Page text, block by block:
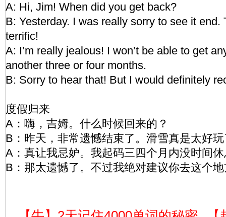
A: Hi, Jim! When did you get back?
B: Yesterday. I was really sorry to see it end.
terrific!
A: I’m really jealous! I won’t be able to get
another three or four months.
B: Sorry to hear that! But I would definitely
度假归来
A：嗨，吉姆。什么时候回来的？
B：昨天，非常遗憾结束了。滑雪真是太好
A：真让我忌妒。我起码三四个月内没时间
B：那太遗憾了。不过我绝对建议你去这个